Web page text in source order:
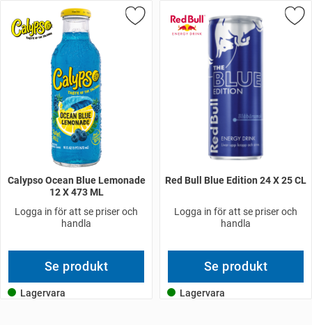
Calypso Ocean Blue Lemonade
12 X 473 ML
Logga in för att se priser och
handla
Se produkt
Lagervara
Red Bull Blue Edition 24 X 25 CL
Logga in för att se priser och
handla
Se produkt
Lagervara